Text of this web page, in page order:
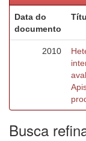
Data do
documento
2010
Busca